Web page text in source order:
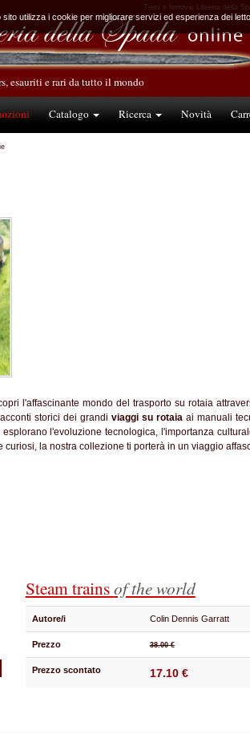
Treni e ferrovie Libreria della
esauriti e rari da tutto il mondo
Catalogo Ricerca Novità
l'affascinante mondo del trasporto su rotaia
storici dei grandi viaggi su rotaia ai manuali
l'evoluzione tecnologica, l'importanza
curiosi, la nostra collezione ti porterà in un viaggio
Steam trainsof the world
Autore/i Colin Dennis Garratt
Prezzo 38.00 €
Prezzo scontato 17.10 €
sito utilizza i cookie per migliorare servizi ed esperienza dei